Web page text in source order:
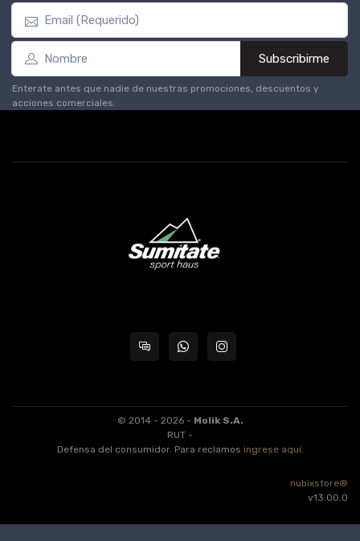
Subscribirme
Enterate antes que nadie de nuestras promociones, descuentos y
acciones comerciales.
© 2014 - 2026 - Molik S.A.
RUT -
Defensa del consumidor. Para reclamos ingrese aquí.
nubixstore®
v13.00.0